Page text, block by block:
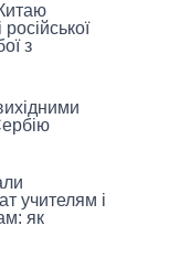
з
учителям і
як